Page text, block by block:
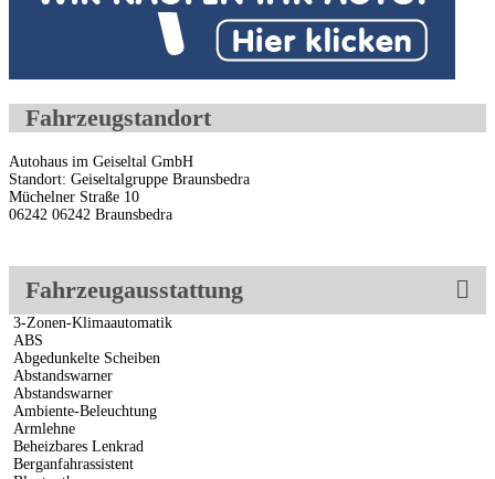
Fahrzeugstandort
Autohaus im Geiseltal GmbH
Standort: Geiseltalgruppe Braunsbedra
Müchelner Straße 10
06242 06242 Braunsbedra
Fahrzeugausstattung
3-Zonen-Klimaautomatik
ABS
Abgedunkelte Scheiben
Abstandswarner
Abstandswarner
Ambiente-Beleuchtung
Armlehne
Beheizbares Lenkrad
Berganfahrassistent